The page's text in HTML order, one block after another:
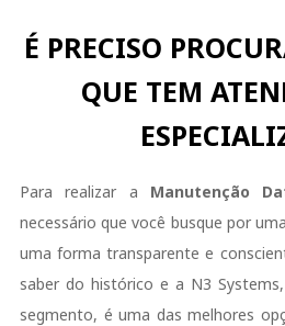
É PRECISO
QUE TEM
Para realizar a Manutenção
necessário que você busque por
uma forma transparente e
saber do histórico e a N3
segmento, é uma das melhores